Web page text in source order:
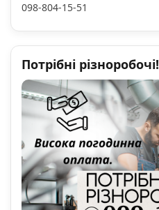
098-804-15-51
Потрібні різноробочі!